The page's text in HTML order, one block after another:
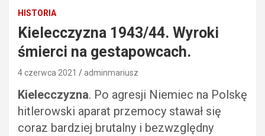
HISTORIA
Kielecczyzna 1943/44. Wyroki
śmierci na gestapowcach.
4 czerwca 2021 adminmariusz
Kielecczyzna. Po agresji Niemiec na Polskę
hitlerowski aparat przemocy stawał się
coraz bardziej brutalny i bezwzględny